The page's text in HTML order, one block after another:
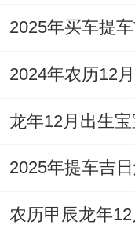
除十二神为定
满？此日冲猪
家...
配当日的吉时
但平常以丑时（